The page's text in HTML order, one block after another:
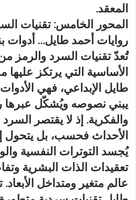
المعقد.
المحور الخامس: تقنيات
روايات أحمد طايل… أدوات
تُعدّ تقنيات السرد والرمز
الأساسية التي يرتكز
طايل الإبداعي، فهي
يبني نصوصه ويُشكّل عبرها
والفكرية. إذ لا يقتصر
الأحداث فحسب، بل يتحول
يُجسد التوترات النفسية
تعقيدات الذات البشرية
عالم متغير ومتداخل